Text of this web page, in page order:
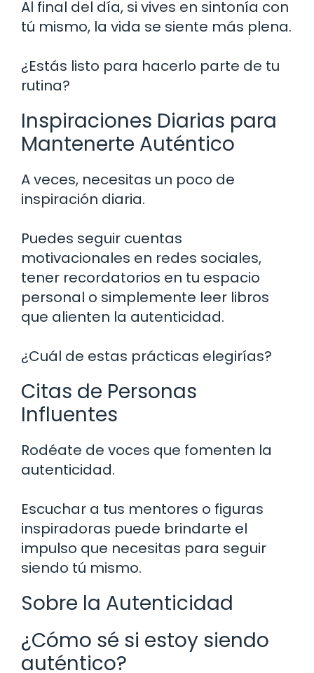
Al final del día, si vives en sintonía con
tú mismo, la vida se siente más plena.
¿Estás listo para hacerlo parte de tu
rutina?
Inspiraciones Diarias para
Mantenerte Auténtico
A veces, necesitas un poco de
inspiración diaria.
Puedes seguir cuentas
motivacionales en redes sociales,
tener recordatorios en tu espacio
personal o simplemente leer libros
que alienten la autenticidad.
¿Cuál de estas prácticas elegirías?
Citas de Personas
Influentes
Rodéate de voces que fomenten la
autenticidad.
Escuchar a tus mentores o figuras
inspiradoras puede brindarte el
impulso que necesitas para seguir
siendo tú mismo.
Sobre la Autenticidad
¿Cómo sé si estoy siendo
auténtico?